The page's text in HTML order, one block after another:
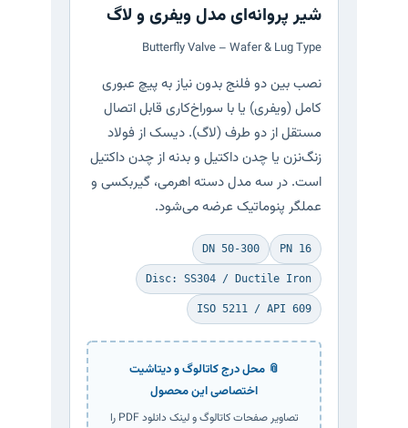
شیر پروانه‌ای مدل ویفری و لاگ
Butterfly Valve – Wafer & Lug Type
نصب بین دو فلنج بدون نیاز به پیچ عبوری
کامل (ویفری) یا با سوراخ‌کاری قابل اتصال
مستقل از دو طرف (لاگ). دیسک از فولاد
زنگ‌نزن یا چدن داکتیل و بدنه از چدن داکتیل
است. در سه مدل دسته اهرمی، گیربکسی و
عملگر پنوماتیک عرضه می‌شود.
PN 16
DN 50-300
Disc: SS304 / Ductile Iron
ISO 5211 / API 609
📎 محل درج کاتالوگ و دیتاشیت
اختصاصی این محصول
تصاویر صفحات کاتالوگ و لینک دانلود PDF را